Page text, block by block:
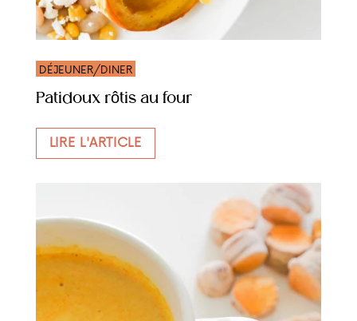
DÉJEUNER/DINER
Patidoux rôtis au four
LIRE L'ARTICLE